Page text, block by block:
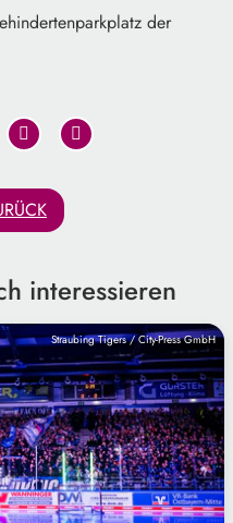
der
interessieren
Straubing Tigers / City-Press GmbH